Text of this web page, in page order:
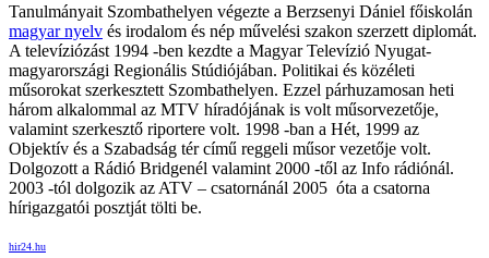
Tanulmányait Szombathelyen végezte a Berzsenyi Dániel főiskolán
magyar nyelv és irodalom és nép művelési szakon szerzett diplomát.
A televíziózást 1994 -ben kezdte a Magyar Televízió Nyugat-
magyarországi Regionális Stúdiójában. Politikai és közéleti
műsorokat szerkesztett Szombathelyen. Ezzel párhuzamosan heti
három alkalommal az MTV híradójának is volt műsorvezetője,
valamint szerkesztő riportere volt. 1998 -ban a Hét, 1999 az
Objektív és a Szabadság tér című reggeli műsor vezetője volt.
Dolgozott a Rádió Bridgenél valamint 2000 -től az Info rádiónál.
2003 -tól dolgozik az ATV – csatornánál 2005 óta a csatorna
hírigazgatói posztját tölti be.
hir24.hu